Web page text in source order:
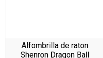
Alfombrilla de raton
Shenron Dragon Ball